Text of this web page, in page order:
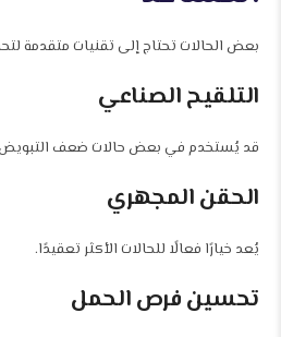
بعض الحالات تحتاج إلى تقنيات متقدمة
التلقيح الصناعي
قد يُستخدم في بعض حالات ضعف
الحقن المجهري
يُعد خيارًا فعالًا للحالات الأكثر تعقيدًا.
تحسين فرص الحمل